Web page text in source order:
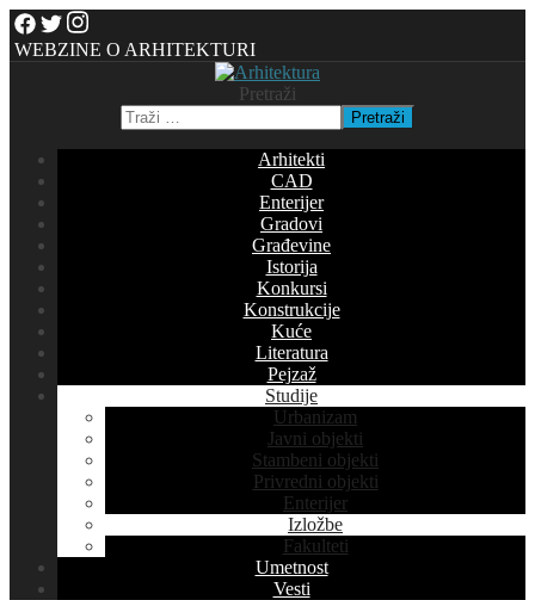
WEBZINE O ARHITEKTURI
Pretraži
Pretraži
Arhitekti
CAD
Enterijer
Gradovi
Građevine
Istorija
Konkursi
Konstrukcije
Kuće
Literatura
Pejzaž
Studije
Urbanizam
Javni objekti
Stambeni objekti
Privredni objekti
Enterijer
Izložbe
Fakulteti
Umetnost
Vesti